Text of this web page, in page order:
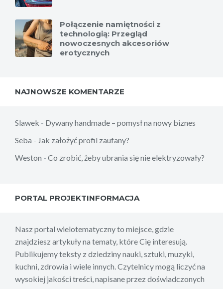
Połączenie namiętności z
technologią: Przegląd
nowoczesnych akcesoriów
erotycznych
NAJNOWSZE KOMENTARZE
Slawek - Dywany handmade – pomysł na nowy biznes
Seba - Jak założyć profil zaufany?
Weston - Co zrobić, żeby ubrania się nie elektryzowały?
PORTAL PROJEKTINFORMACJA
Nasz portal wielotematyczny to miejsce, gdzie
znajdziesz artykuły na tematy, które Cię interesują.
Publikujemy teksty z dziedziny nauki, sztuki, muzyki,
kuchni, zdrowia i wiele innych. Czytelnicy mogą liczyć na
wysokiej jakości treści, napisane przez doświadczonych